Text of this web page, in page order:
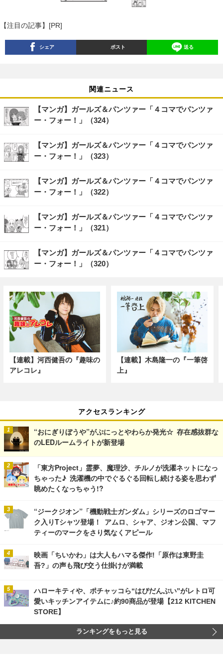
【注目の記事】[PR]
シェア ポスト 送る
関連ニュース
【マンガ】ガールズ＆パンツァー「４コマでパンツァ
ー・フォー！」（324）
【マンガ】ガールズ＆パンツァー「４コマでパンツァ
ー・フォー！」（323）
【マンガ】ガールズ＆パンツァー「４コマでパンツァ
ー・フォー！」（322）
【マンガ】ガールズ＆パンツァー「４コマでパンツァ
ー・フォー！」（321）
【マンガ】ガールズ＆パンツァー「４コマでパンツァ
ー・フォー！」（320）
【連載】河西健吾の『趣味の
アレコレ』
【連載】木島隆一の『一筆啓
上』
アクセスランキング
“おにぎりぼうや”がぷにっとやわらか発光☆ 存在感抜群な
のLEDルームライトが新登場
「東方Project」霊夢、魔理沙、チルノが洗濯ネットになっ
ちゃった♪ 洗濯機の中でぐるぐる回転し続ける姿を思わず
眺めたくなっちゃう!?
“ジークジオン”「機動戦士ガンダム」シリーズのロゴマー
ク入りTシャツ登場！ アムロ、シャア、ジオン公国、マフ
ティーのマークをさり気なくアピール
映画「ちいかわ」は大人もハマる傑作!「原作は東野圭
吾?」の声も飛び交う仕掛けが満載
ハローキティや、ポチャッコら“はぴだんぶい”がレトロ可
愛いキッチンアイテムに♪約90商品が登場【212 KITCHEN
STORE】
ランキングをもっと見る